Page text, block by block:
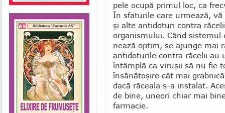
pele o­cu­pă pri­mul loc, ca
În sfaturile care urmează,
şi alte antidoturi con­tra
orga­nismului. Când
nează optim, se ajunge mai
antidoturile contra răcelii au
întâm­plă ca viruşii să nu fie
însănătoşire cât mai
dacă răceala s-a instalat.
de bine, uneori chiar mai
farmacie.